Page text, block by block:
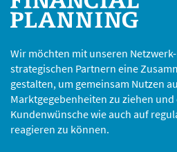
Wir möchten mit unseren
strategischen Partnern eine
gestalten, um gemeinsam Nutzen
Marktgegebenheiten zu ziehen
Kundenwünsche wie auch auf
reagieren zu können.